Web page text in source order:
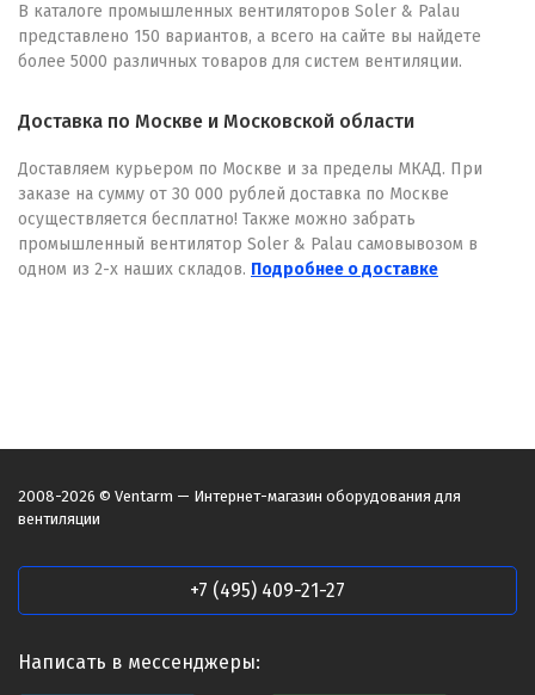
В каталоге промышленных вентиляторов Soler & Palau
представлено 150 вариантов, а всего на сайте вы найдете
более 5000 различных товаров для систем вентиляции.
Доставка по Москве и Московской области
Доставляем курьером по Москве и за пределы МКАД. При
заказе на сумму от 30 000 рублей доставка по Москве
осуществляется бесплатно! Также можно забрать
промышленный вентилятор Soler & Palau самовывозом в
одном из 2-х наших складов. Подробнее о доставке
2008-2026 © Ventarm — Интернет-магазин оборудования для
вентиляции
+7 (495) 409-21-27
Написать в мессенджеры: